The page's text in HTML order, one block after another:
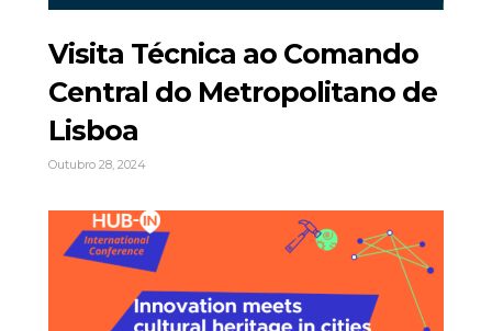
Visita Técnica ao Comando
Central do Metropolitano de
Lisboa
Outubro 28, 2024